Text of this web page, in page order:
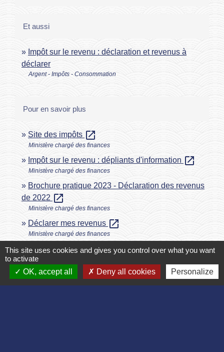
Et aussi
Impôt sur le revenu : déclaration et revenus à
déclarer
Argent - Impôts - Consommation
Pour en savoir plus
Site des impôts open_in_new
Ministère chargé des finances
Impôt sur le revenu : dépliants d'information open_in_new
Ministère chargé des finances
Brochure pratique 2023 - Déclaration des revenus
de 2022 open_in_new
Ministère chargé des finances
Déclarer mes revenus open_in_new
Ministère chargé des finances
Signaler une erreur sur cette page
This site uses cookies and gives you control over what you want
to activate
OK, accept all
Deny all cookies Personalize